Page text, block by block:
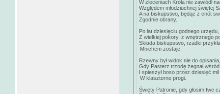
W zleceniach Króla nie zawiódł
Względem młodziuchnej świętej
A na biskupstwo, będąc z cnót
Zgodnie obrany.
Po lat dziesięciu godnego urzędu,
Z wielkiej pokory, z wnętrznego
Składa biskupstwo, rzadki
Mnichem zostaje.
Rzewny był widok nie do opisania,
Gdy Pasterz trzodę żegnał wśród
I spieszył boso przez dziesięć
W klasztorne progi.
Święty Patronie, gdy głosim twe